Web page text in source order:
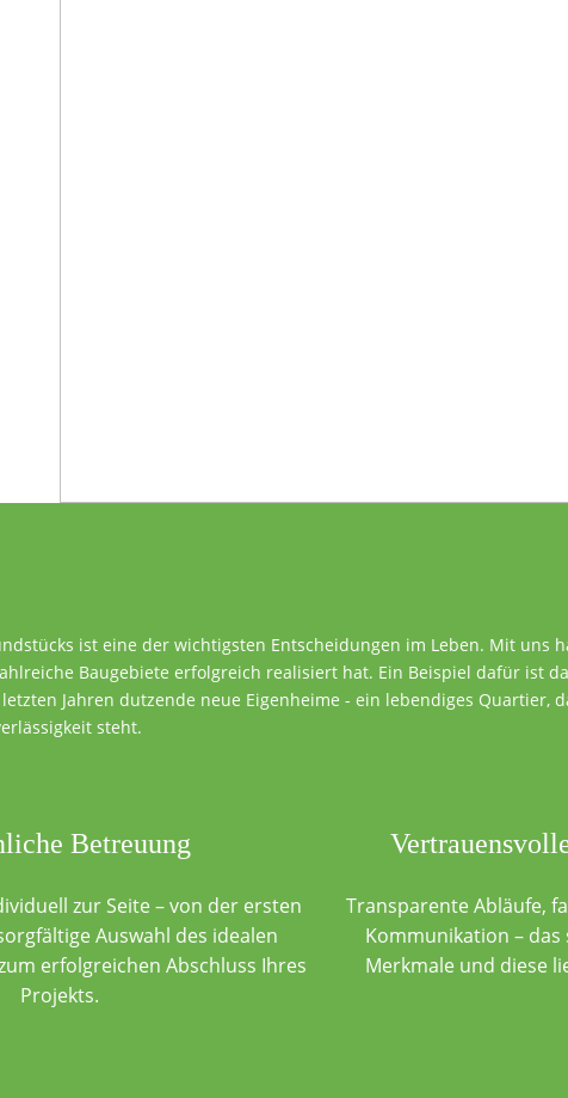
ist eine der wichtigsten Entscheidungen im Leben. Mit uns
Baugebiete erfolgreich realisiert hat. Ein Beispiel dafür ist
Jahren dutzende neue Eigenheime - ein lebendiges Quartier,
steht.
Betreuung
zur Seite – von der ersten
Auswahl des idealen
erfolgreichen Abschluss Ihres
Projekts.
Transparente Abläufe,
Kommunikation –
Merkmale und diese